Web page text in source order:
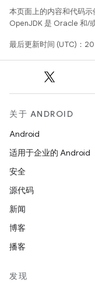
本页面上的内容和代码示
OpenJDK 是 Oracle 和/
最后更新时间 (UTC)：
关于 ANDROID
Android
适用于企业的 Android
安全
源代码
新闻
博客
播客
发现